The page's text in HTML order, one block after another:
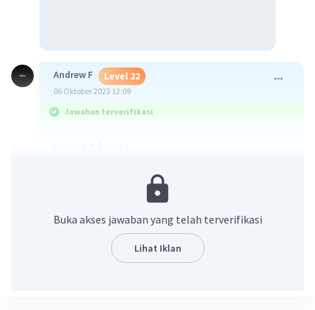
Andrew F Level 22
06 Oktober 2023 12:09
Jawaban terverifikasi
cos x . cosec x = cotan x
cos x . 1/sin x = cos x/sin x
cos x/sin x = cos x/sin x (terbukti)
Semoga membantu.
Buka akses jawaban yang telah terverifikasi
Lihat Iklan